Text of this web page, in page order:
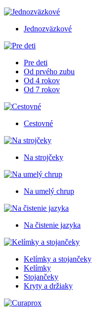
Jednozväzkové
Pre deti
Od prvého zubu
Od 4 rokov
Od 7 rokov
Cestovné
Na strojčeky
Na umelý chrup
Na čistenie jazyka
Kelímky a stojančeky
Kelímky
Stojančeky
Kryty a držiaky